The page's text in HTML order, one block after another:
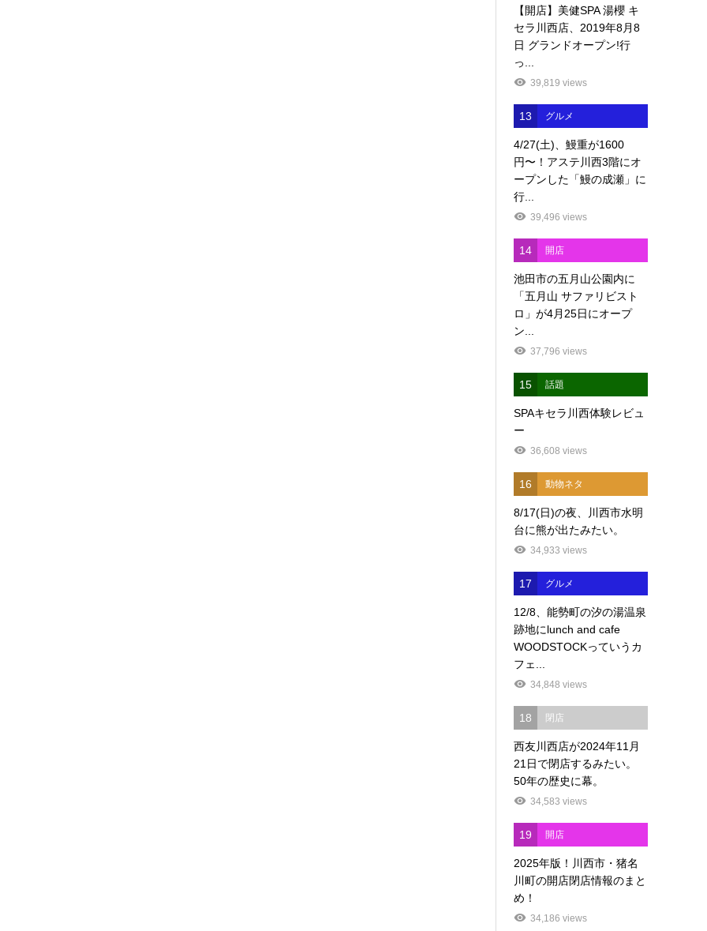
【開店】美健SPA 湯櫻 キ
セラ川西店、2019年8月8
日 グランドオープン!行
っ...
39,819 views
13 グルメ
4/27(土)、鰻重が1600
円〜！アステ川西3階にオ
ープンした「鰻の成瀬」に
行...
39,496 views
14 開店
池田市の五月山公園内に
「五月山 サファリビスト
ロ」が4月25日にオープ
ン...
37,796 views
15 話題
SPAキセラ川西体験レビュ
ー
36,608 views
16 動物ネタ
8/17(日)の夜、川西市水明
台に熊が出たみたい。
34,933 views
17 グルメ
12/8、能勢町の汐の湯温泉
跡地にlunch and cafe
WOODSTOCKっていうカ
フェ...
34,848 views
18 閉店
西友川西店が2024年11月
21日で閉店するみたい。
50年の歴史に幕。
34,583 views
19 開店
2025年版！川西市・猪名
川町の開店閉店情報のまと
め！
34,186 views